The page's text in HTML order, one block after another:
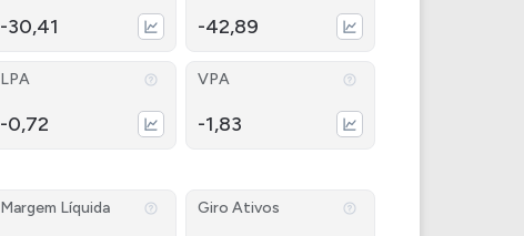
-30,41 -42,89
LPA
-0,72
VPA
-1,83
Margem Líquida Giro Ativos